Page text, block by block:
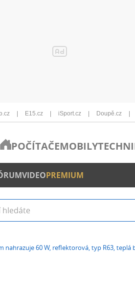
E15.cz iSport.cz Doupě.cz
POČÍTAČEMOBILY
VIDEOPREMIUM
nahrazuje 60 W, reflektorová, typ R63, teplá